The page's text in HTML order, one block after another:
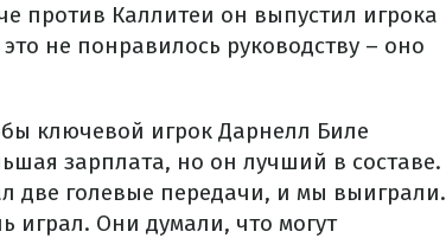
против Каллитеи он выпустил игрока
не понравилось руководству – оно
ключевой игрок Дарнелл Биле
зарплата, но он лучший в составе.
две голевые передачи, и мы выиграли.
играл. Они думали, что могут